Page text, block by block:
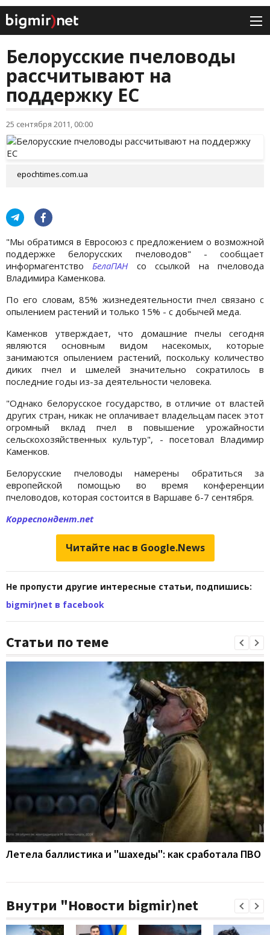
Белорусские пчеловоды
рассчитывают на
поддержку ЕС
25 сентября 2011, 00:00
epochtimes.com.ua
"Мы обратимся в Евросоюз с предложением о возможной
поддержке белорусских пчеловодов" - сообщает
информагентствоБелаПАН
со ссылкой на пчеловода
Владимира Каменкова.
По его словам, 85% жизнедеятельности пчел связано с
опылением растений и только 15% - с добычей меда.
Каменков утверждает, что домашние пчелы сегодня
являются основным видом насекомых, которые
занимаются опылением растений, поскольку количество
диких пчел и шмелей значительно сократилось в
последние годы из-за деятельности человека.
"Однако белорусское государство, в отличие от властей
других стран, никак не оплачивает владельцам пасек этот
огромный вклад пчел в повышение урожайности
сельскохозяйственных культур", - посетовал Владимир
Каменков.
Белорусские пчеловоды намерены обратиться за
европейской помощью во время конференции
пчеловодов, которая состоится в Варшаве 6-7 сентября.
Корреспондент.net
Читайте нас в Google.News
Не пропусти другие интересные статьи, подпишись:
bigmir)net в facebook
Статьи по теме
Летела баллистика и "шахеды": как сработала ПВО
Внутри "Новости bigmir)net